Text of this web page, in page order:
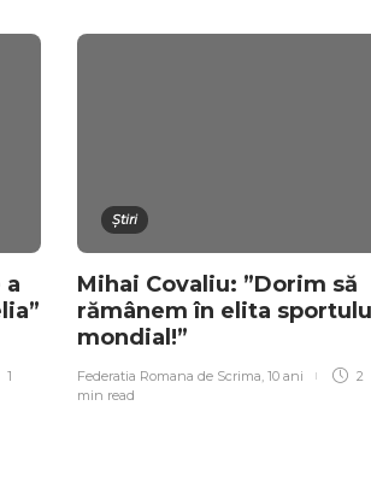
a
1
Știri
Mihai Covaliu: ”Dorim să
rămânem în elita
mondial!”
Federatia Romana de Scrima 10 ani
2
min read